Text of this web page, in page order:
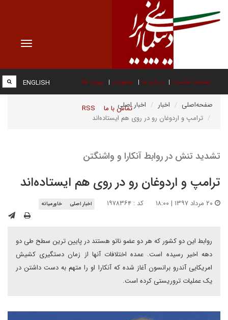
Toggle
صفحه نخست درباره ما عضویت پیوند ها
تماس با ما RSS
ENGLISH
صفحه‌اصلی اخبار
اخبار اصلی
ترامپ و اردوغان رو در روی هم ایستاده‌اند
تشدید تنش در روابط آنکارا و واشنگتن
ترامپ و اردوغان رو در روی هم ایستاده‌اند
کد : ۱۹۷۸۳۶۴ اخبار اصلی خاورمیانه
روابط این دو کشور که هر دو عضو ناتو هستند در پایین ترین سطح طی دو
دهه اخیر رسیده است. عمده اختلافات آنها از زمان دستگیری کشیش
امریکایی آندرو برانسون آغاز شده که آنکارا او را متهم به دست داشتن در
یک عملیات تروریستی کرده است.